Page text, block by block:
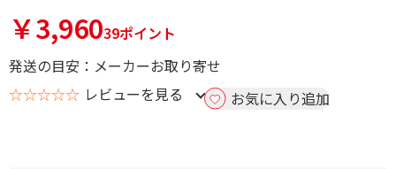
￥3,96039ポイント
発送の目安：メーカーお取り寄せ
☆☆☆☆☆ レビューを見る お気に入り追加